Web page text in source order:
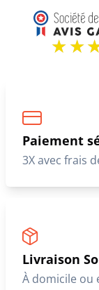
Paiement
3X avec frais
Livraison
À domicile ou